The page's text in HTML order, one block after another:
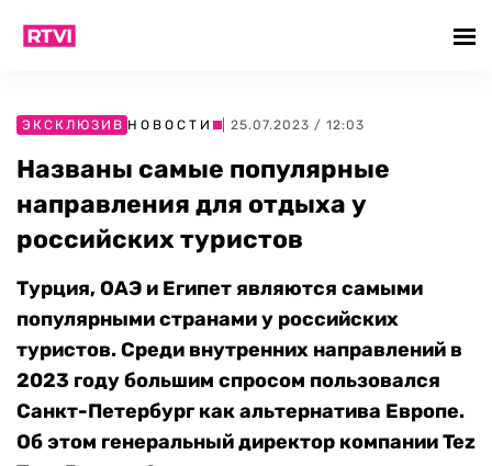
ЭКСКЛЮЗИВ НОВОСТИ | 25.07.2023 / 12:03
Названы самые популярные
направления для отдыха у
российских туристов
Турция, ОАЭ и Египет являются самыми
популярными странами у российских
туристов. Среди внутренних направлений в
2023 году большим спросом пользовался
Санкт-Петербург как альтернатива Европе.
Об этом генеральный директор компании Tez